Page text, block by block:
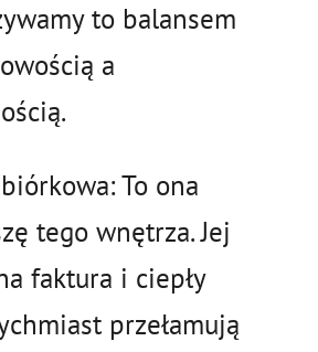
to balansem
a
To ona
tego wnętrza. Jej
faktura i ciepły
przełamują